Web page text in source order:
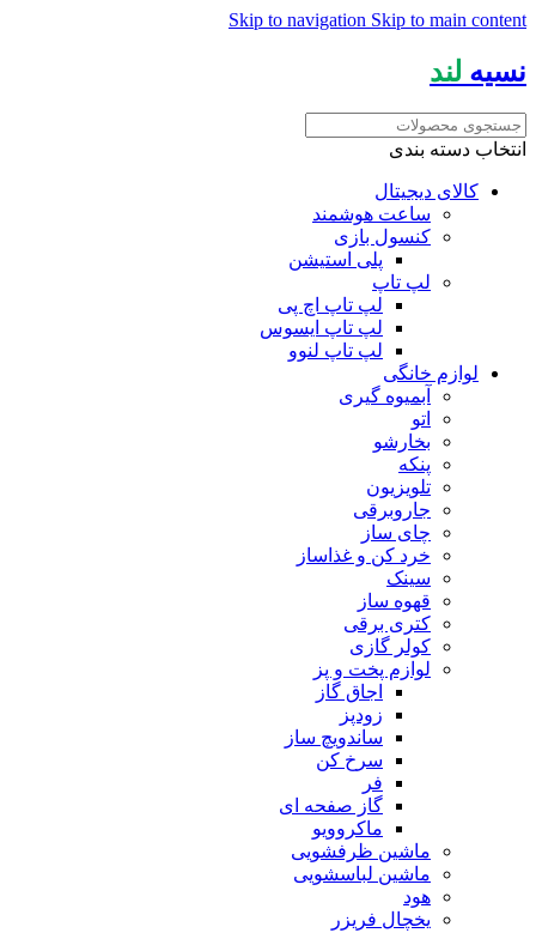
Skip to navigation Skip to main content
نسیه لند
انتخاب دسته بندی
کالای دیجیتال
ساعت هوشمند
کنسول بازی
پلی استیشن
لپ تاپ
لپ تاپ اچ پی
لپ تاپ ایسوس
لپ تاپ لنوو
لوازم خانگی
آبمیوه گیری
اتو
بخارشو
پنکه
تلویزیون
جاروبرقی
چای ساز
خرد کن و غذاساز
سینک
قهوه ساز
کتری برقی
کولر گازی
لوازم پخت و پز
اجاق گاز
زودپز
ساندویچ ساز
سرخ کن
فر
گاز صفحه ای
ماکروویو
ماشین ظرفشویی
ماشین لباسشویی
هود
یخچال فریزر